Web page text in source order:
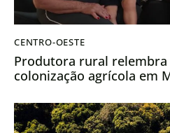
CENTRO-OESTE
Produtora rural relembra
colonização agrícola em